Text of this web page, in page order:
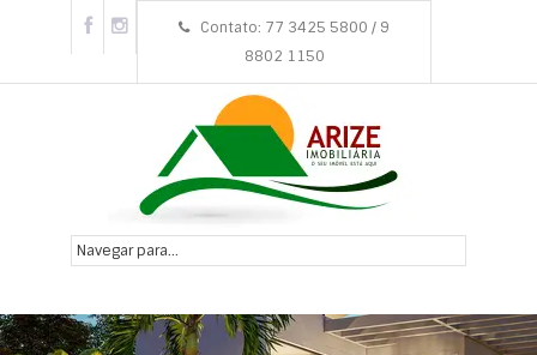
Contato: 77 3425 5800 / 9
8802 1150